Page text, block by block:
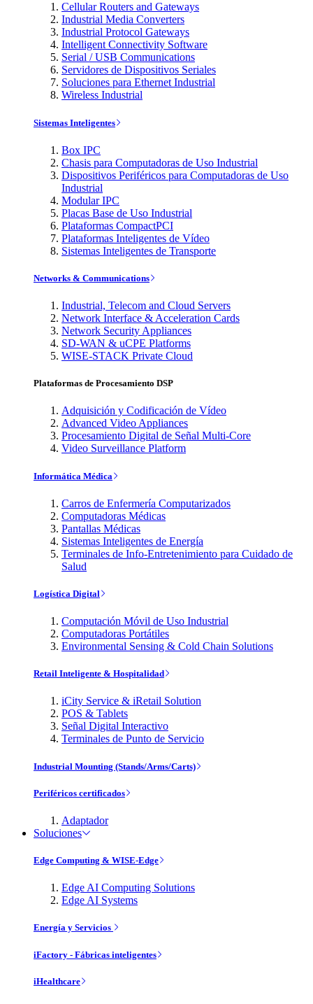
Cellular Routers and Gateways
Industrial Media Converters
Industrial Protocol Gateways
Intelligent Connectivity Software
Serial / USB Communications
Servidores de Dispositivos Seriales
Soluciones para Ethernet Industrial
Wireless Industrial
Sistemas Inteligentes
Box IPC
Chasis para Computadoras de Uso Industrial
Dispositivos Periféricos para Computadoras de Uso
Industrial
Modular IPC
Placas Base de Uso Industrial
Plataformas CompactPCI
Plataformas Inteligentes de Vídeo
Sistemas Inteligentes de Transporte
Networks & Communications
Industrial, Telecom and Cloud Servers
Network Interface & Acceleration Cards
Network Security Appliances
SD-WAN & uCPE Platforms
WISE-STACK Private Cloud
Plataformas de Procesamiento DSP
Adquisición y Codificación de Vídeo
Advanced Video Appliances
Procesamiento Digital de Señal Multi-Core
Video Surveillance Platform
Informática Médica
Carros de Enfermería Computarizados
Computadoras Médicas
Pantallas Médicas
Sistemas Inteligentes de Energía
Terminales de Info-Entretenimiento para Cuidado de
Salud
Logística Digital
Computación Móvil de Uso Industrial
Computadoras Portátiles
Environmental Sensing & Cold Chain Solutions
Retail Inteligente & Hospitalidad
iCity Service & iRetail Solution
POS & Tablets
Señal Digital Interactivo
Terminales de Punto de Servicio
Industrial Mounting (Stands/Arms/Carts)
Periféricos certificados
Adaptador
Soluciones
Edge Computing & WISE-Edge
Edge AI Computing Solutions
Edge AI Systems
Energía y Servicios
iFactory - Fábricas inteligentes
iHealthcare